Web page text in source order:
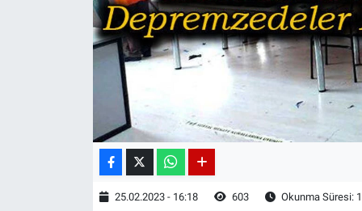
25.02.2023 - 16:18 603 Okunma Süresi: